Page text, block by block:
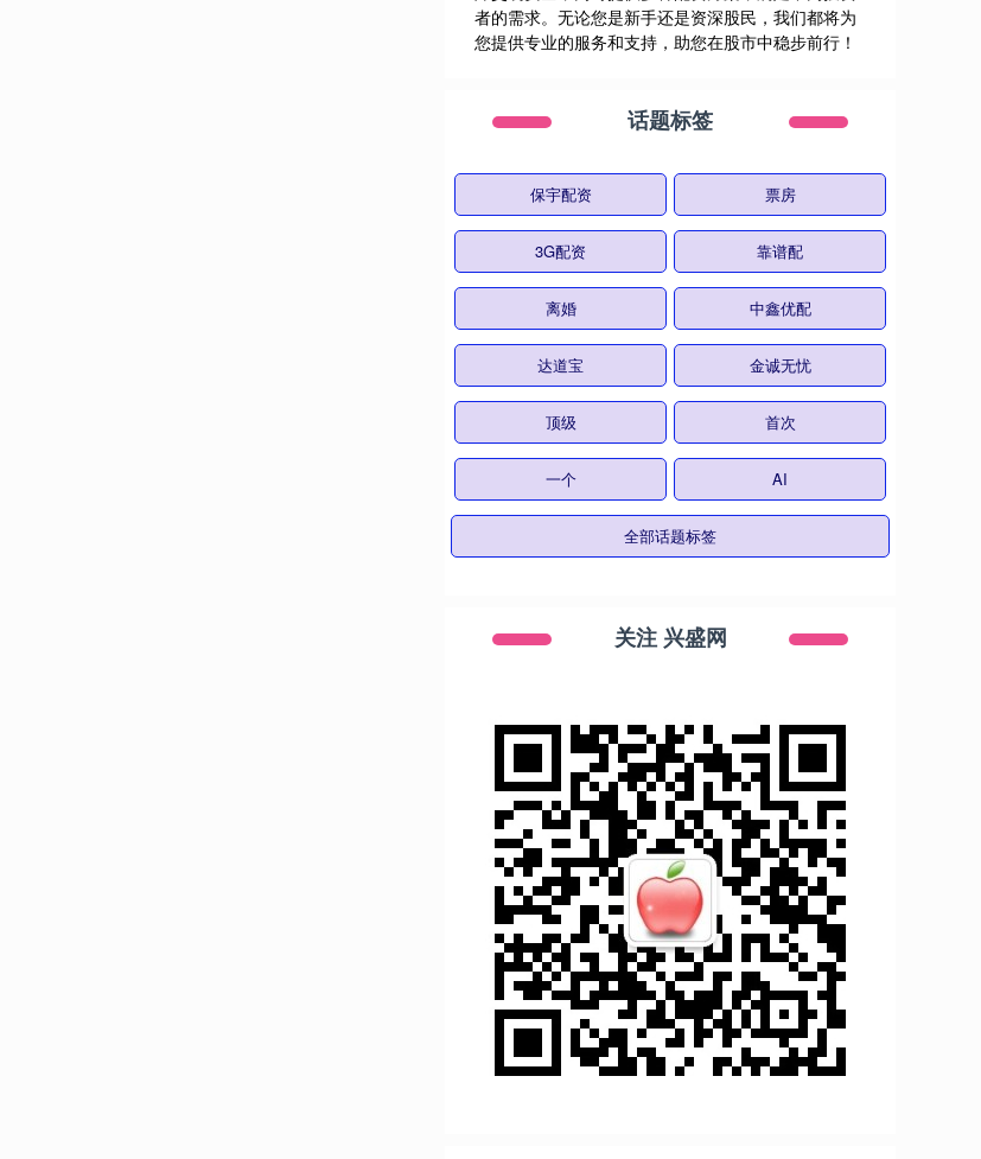
者的需求。无论您是新手还是资深股民，我们都将为
您提供专业的服务和支持，助您在股市中稳步前行！
话题标签
保宇配资 票房
3G配资 靠谱配
离婚 中鑫优配
达道宝 金诚无忧
顶级 首次
一个 AI
全部话题标签
关注 兴盛网